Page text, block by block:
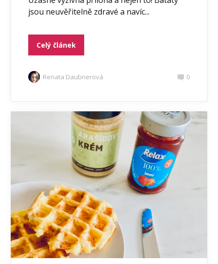
jsou neuvěřitelně zdravé a navíc...
Celý článek
Renata Daubnerová 0